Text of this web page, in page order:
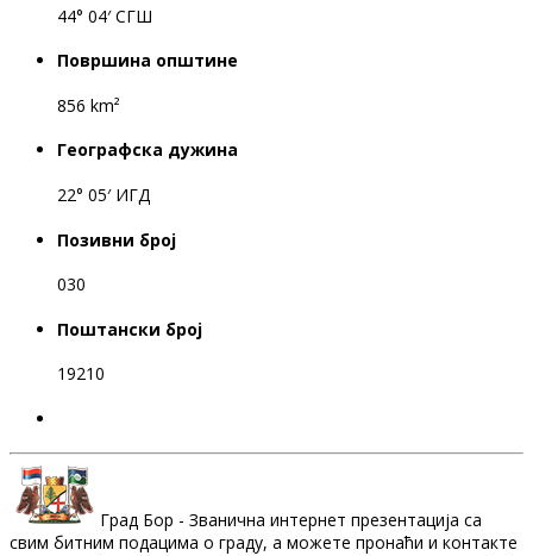
44° 04′ СГШ
Површина општине
856 km²
Географска дужина
22° 05′ ИГД
Позивни број
030
Поштански број
19210
Град Бор - Званична интернет презентација са
свим битним подацима о граду, а можете пронаћи и контакте